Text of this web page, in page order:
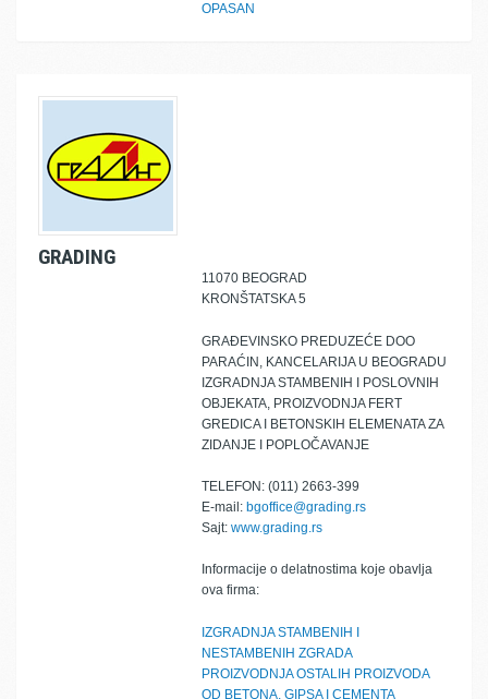
OPASAN
GRADING
11070 BEOGRAD
KRONŠTATSKA 5
GRAĐEVINSKO PREDUZEĆE DOO
PARAĆIN, KANCELARIJA U BEOGRADU
IZGRADNJA STAMBENIH I POSLOVNIH
OBJEKATA, PROIZVODNJA FERT
GREDICA I BETONSKIH ELEMENATA ZA
ZIDANJE I POPLOČAVANJE
TELEFON: (011) 2663-399
E-mail: bgoffice@grading.rs
Sajt: www.grading.rs
Informacije o delatnostima koje obavlja
ova firma:
IZGRADNJA STAMBENIH I
NESTAMBENIH ZGRADA
PROIZVODNJA OSTALIH PROIZVODA
OD BETONA, GIPSA I CEMENTA